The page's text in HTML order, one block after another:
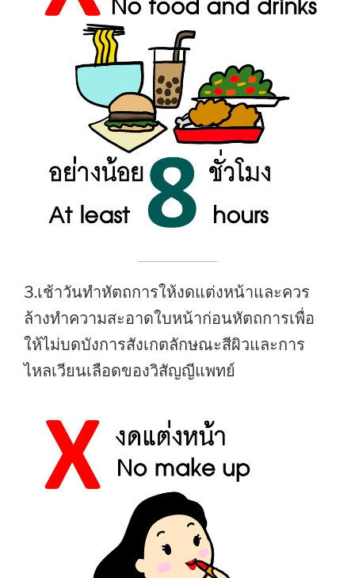
3.เช้าวันทำหัตถการให้งดแต่งหน้าและควร
ล้างทำความสะอาดใบหน้าก่อนหัตถการเพื่อ
ให้ไม่บดบังการสังเกตลักษณะสีผิวและการ
ไหลเวียนเลือดของวิสัญญีแพทย์